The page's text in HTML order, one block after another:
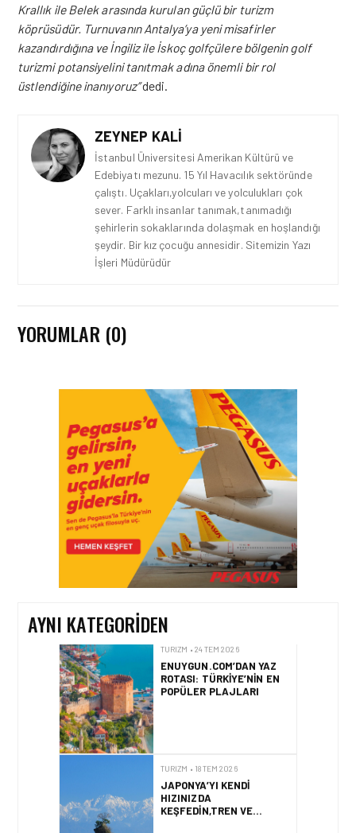
Krallık ile Belek arasında kurulan güçlü bir turizm
köprüsüdür. Turnuvanın Antalya’ya yeni misafirler
kazandırdığına ve İngiliz ile İskoç golfçülere bölgenin golf
turizmi potansiyelini tanıtmak adına önemli bir rol
üstlendiğine inanıyoruz”dedi.
ZEYNEP KALI
İstanbul Üniversitesi Amerikan Kültürü ve
Edebiyatı mezunu. 15 Yıl Havacılık sektöründe
çalıştı. Uçakları,yolcuları ve yolculukları çok
sever. Farklı insanlar tanımak,tanımadığı
şehirlerin sokaklarında dolaşmak en hoşlandığı
şeydir. Bir kız çocuğu annesidir. Sitemizin Yazı
İşleri Müdürüdür
YORUMLAR (0)
AYNI KATEGORIDEN
TURIZM • 24 TEM 2026
AIRVIATECH VE WINGIE
ENUYGUN GROUP’TAN
SEYAHAT
TEKNOLOJILERINDE GÜÇ
BIRLIĞI
TURIZM • 24 TEM 2026
ENUYGUN.COM’DAN YAZ
ROTASI: TÜRKIYE’NIN EN
POPÜLER PLAJLARI
JAPONYA’YI KENDI
HIZINIZDA
KEŞFEDIN,TREN VE
OTOBÜSLE YENI BIR
BOOKINGAGORA YENI
NESIL PROGRAMINI
TANITTI!